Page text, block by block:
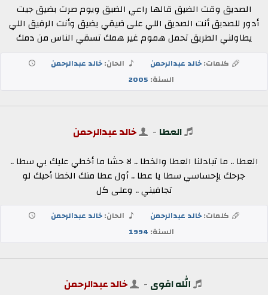
الصديق وقت الضيق قالها راعي الضيق ويوم صرت بضيق جيت
أدور للصديق أنت الصديق اللي على ضيقي يضيق وأنت الرفيق اللي
يطاولني الطريق تحمل هموم غير همك تسقي الناس من دمك
كلمات:خالد عبدالرحمن الحان:خالد عبدالرحمن
السنة: 2005
العطا - خالد عبدالرحمن
العطا .. ما تبادلنا العطا والخطا .. لا حشا ما أخطي عليك بي سطا ..
جرحك بإحساسي سطا يا عطا .. أول عطا منك الخطا أحبك لو
تجافيني .. وعلى كل
كلمات:خالد عبدالرحمن الحان:خالد عبدالرحمن
السنة: 1994
الله اقوى - خالد عبدالرحمن